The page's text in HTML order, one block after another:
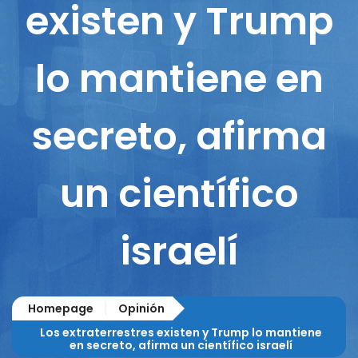
existen y Trump
lo mantiene en
secreto, afirma
un científico
israelí
Homepage
Opinión
Los extraterrestres existen y Trump lo mantiene
en secreto, afirma un científico israelí